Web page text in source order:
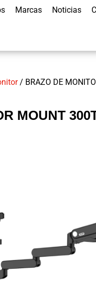
Marcas Noticias
/ BRAZO DE
MOUNT